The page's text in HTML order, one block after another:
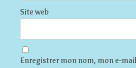
Site web
Enregistrer mon nom, mon e-